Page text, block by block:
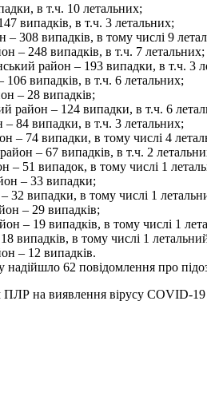
в т.ч. 10 летальних;
випадків, в т.ч. 3 летальних;
– 308 випадків, в тому числі 9
– 248 випадків, в т.ч. 7 летальних;
район – 193 випадки, в т.ч. 3
випадків, в т.ч. 6 летальних;
– 28 випадків;
район – 124 випадки, в т.ч. 6
– 84 випадки, в т.ч. 3 летальних;
– 74 випадки, в тому числі 4
– 67 випадків, в т.ч. 2
– 51 випадок, в тому числі 1
– 33 випадки;
32 випадки, в тому числі 1
– 29 випадків;
– 19 випадків, в тому числі 1
випадків, в тому числі 1
– 12 випадків.
надійшло 62 повідомлення про
на виявлення вірусу COVID-19